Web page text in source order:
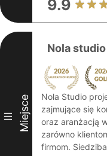
9.9
III Miejsce
Nola
Nola Studio
zajmujące się
oraz aranżacją
zarówno
firmom.